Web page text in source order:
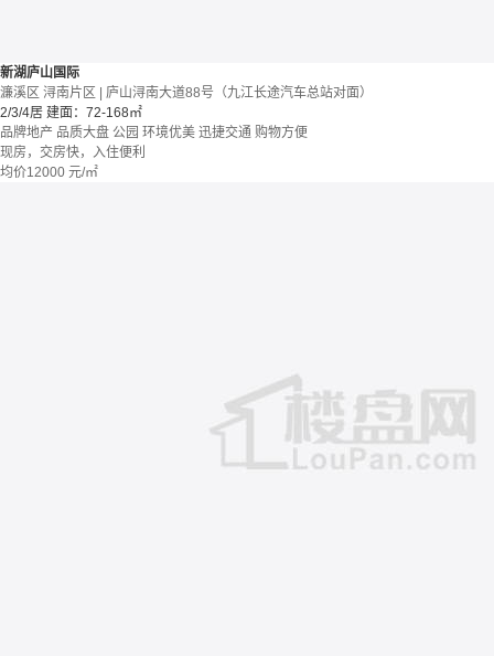
新湖庐山国际
濂溪区 浔南片区 | 庐山浔南大道88号（九江长途汽车总站对面）
2/3/4居 建面：72-168㎡
品牌地产 品质大盘 公园 环境优美 迅捷交通 购物方便
现房，交房快，入住便利
均价12000 元/㎡